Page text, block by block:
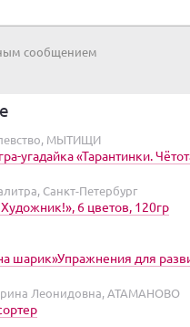
сообщением
МЫТИЩИ
угадайка «Тарантинки.
Санкт-Петербург
6 цветов, 120гр
шарик»Упражнения для
Леонидовна, АТАМАНОВО